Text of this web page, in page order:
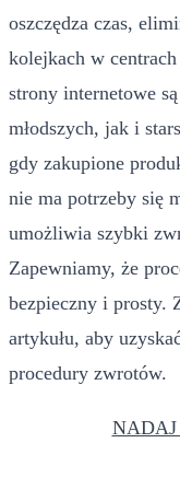
oszczędza czas,
kolejkach w
strony internetowe
młodszych, jak i
gdy zakupione
nie ma potrzeby się
umożliwia szybki
Zapewniamy, że
bezpieczny i prosty.
artykułu, aby
procedury zwrotów.
NADAJ